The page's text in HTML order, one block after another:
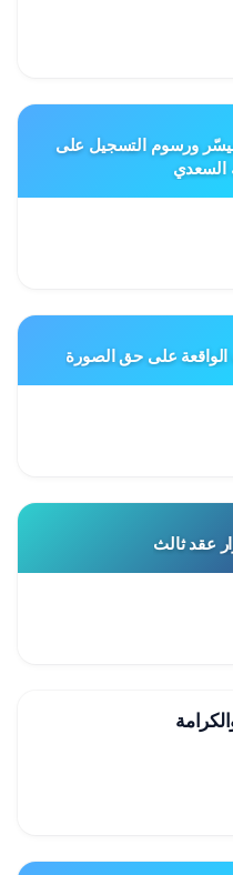
ورسوم التسجيل على
السعدي
على حق الصورة
عقد ثالث